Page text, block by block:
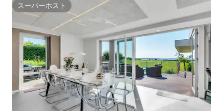
スーパーホスト
スーパーホスト